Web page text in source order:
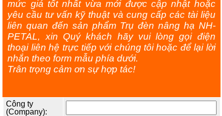
mức giá tốt nhất vừa mới được cập nhật hoặc
yêu cầu tư vấn kỹ thuật và cung cấp các tài liệu
liên quan đến sản phẩm Trụ đèn nâng hạ NH-
PETAL, xin Quý khách hãy vui lòng gọi điện
thoại liên hệ trực tiếp với chúng tôi hoặc để lại lời
nhắn theo form mẫu phía dưới.
Trân trọng cảm ơn sự hợp tác!
Công ty
(Company):